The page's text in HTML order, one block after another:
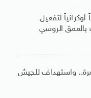
لتفعيل
الروسي
واستهداف للجيش